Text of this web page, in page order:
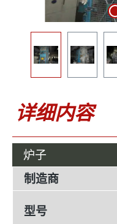
详细内容
炉子
制造商
型号